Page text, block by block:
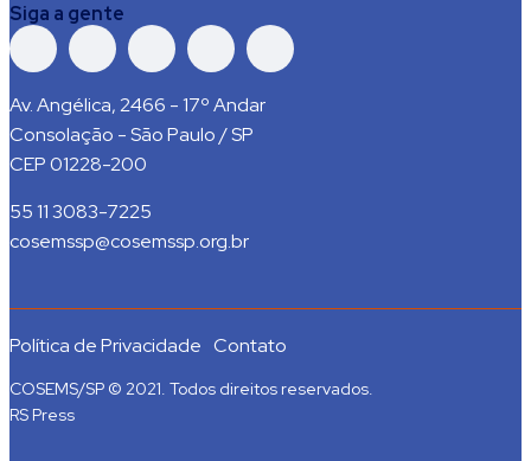
Siga a gente
Av. Angélica, 2466 - 17º Andar
Consolação - São Paulo / SP
CEP 01228-200
55 11 3083-7225
cosemssp@cosemssp.org.br
Política de Privacidade Contato
COSEMS/SP © 2021. Todos direitos reservados.
RS Press